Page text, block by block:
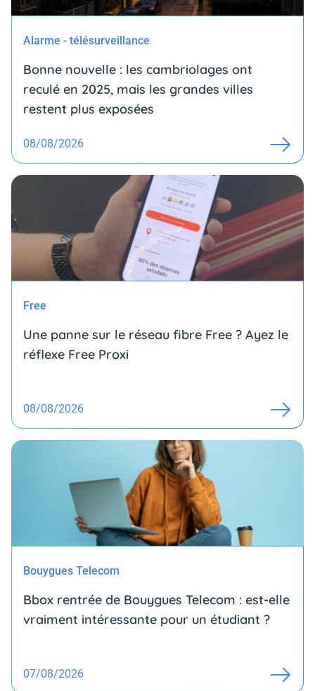
Alarme - télésurveillance
Bonne nouvelle : les cambriolages ont
reculé en 2025, mais les grandes villes
restent plus exposées
08/08/2026
Free
Une panne sur le réseau fibre Free ? Ayez le
réflexe Free Proxi
08/08/2026
Bouygues Telecom
Bbox rentrée de Bouygues Telecom : est-elle
vraiment intéressante pour un étudiant ?
07/08/2026